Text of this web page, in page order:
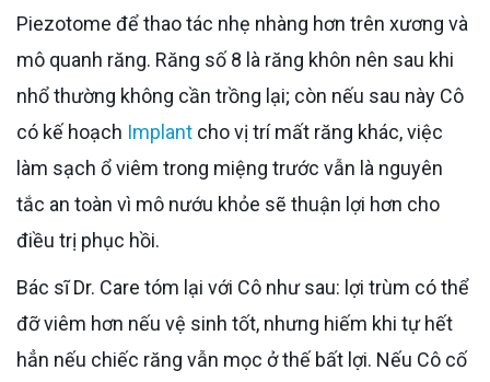
Piezotome để thao tác nhẹ nhàng hơn trên xương và
mô quanh răng. Răng số 8 là răng khôn nên sau khi
nhổ thường không cần trồng lại; còn nếu sau này Cô
có kế hoạch Implant cho vị trí mất răng khác, việc
làm sạch ổ viêm trong miệng trước vẫn là nguyên
tắc an toàn vì mô nướu khỏe sẽ thuận lợi hơn cho
điều trị phục hồi.
Bác sĩ Dr. Care tóm lại với Cô như sau: lợi trùm có thể
đỡ viêm hơn nếu vệ sinh tốt, nhưng hiếm khi tự hết
hẳn nếu chiếc răng vẫn mọc ở thế bất lợi. Nếu Cô cố